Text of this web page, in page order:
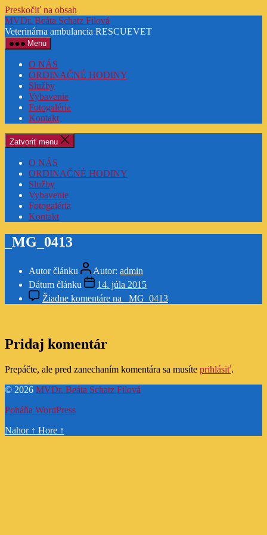
Preskočiť na obsah
MVDr. Beáta Schatz Filová
Veterinárna ambulancia RESCUEVET
Menu
O NÁS
ORDINAČNÉ HODINY
Služby
Vybavenie
Fotogaléria
Kontakt
Zatvoriť menu
O NÁS
ORDINAČNÉ HODINY
Služby
Vybavenie
Fotogaléria
Kontakt
_MG_0413
Autor článku Autor: admin
Dátum článku
14. júla 2015
Žiadne komentáre na _MG_0413
Pridaj komentár
Prepáčte, ale pred zanechaním komentára sa musíte prihlásiť.
© 2026 MVDr. Beáta Schatz Filová
Poháňa WordPress
Nahor ↑ Hore ↑